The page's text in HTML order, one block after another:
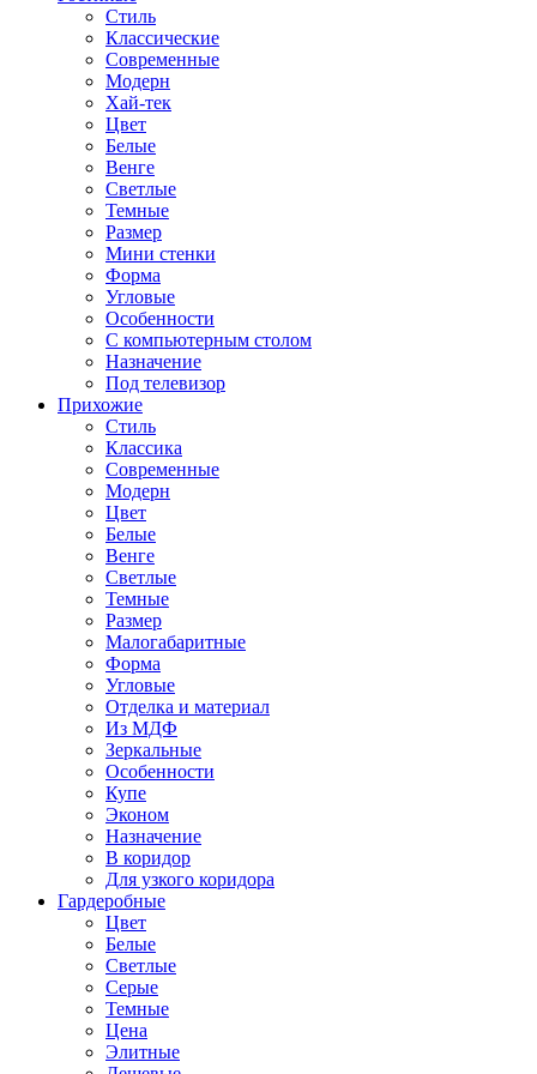
Стиль
Классические
Современные
Модерн
Хай-тек
Цвет
Белые
Венге
Светлые
Темные
Размер
Мини стенки
Форма
Угловые
Особенности
С компьютерным столом
Назначение
Под телевизор
Прихожие
Стиль
Классика
Современные
Модерн
Цвет
Белые
Венге
Светлые
Темные
Размер
Малогабаритные
Форма
Угловые
Отделка и материал
Из МДФ
Зеркальные
Особенности
Купе
Эконом
Назначение
В коридор
Для узкого коридора
Гардеробные
Цвет
Белые
Светлые
Серые
Темные
Цена
Элитные